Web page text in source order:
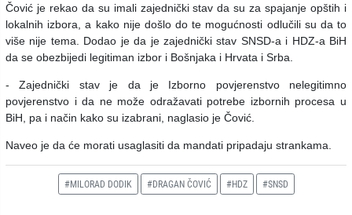
Čović je rekao da su imali zajednički stav da su za spajanje opštih i
lokalnih izbora, a kako nije došlo do te mogućnosti odlučili su da to
više nije tema. Dodao je da je zajednički stav SNSD-a i HDZ-a BiH
da se obezbijedi legitiman izbor i Bošnjaka i Hrvata i Srba.
- Zajednički stav je da je Izborno povjerenstvo nelegitimno
povjerenstvo i da ne može odražavati potrebe izbornih procesa u
BiH, pa i način kako su izabrani, naglasio je Čović.
Naveo je da će morati usaglasiti da mandati pripadaju strankama.
#MILORAD DODIK #DRAGAN ČOVIĆ #HDZ #SNSD